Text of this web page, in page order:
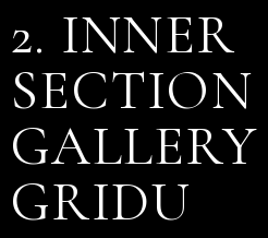
2. INNER
GRIDU